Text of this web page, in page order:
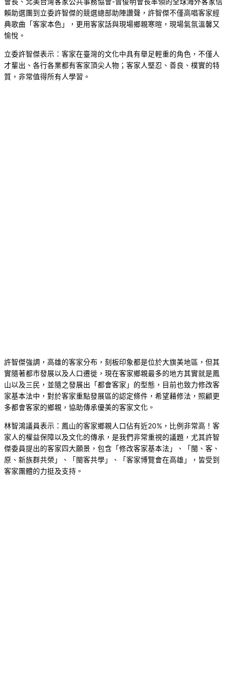
會長、北美台灣客家公共事務協會-曾俊明會長率領的全球海外客家信
賴助選團到立委許智傑的競選總部助陣讚聲，許智傑不僅高唱客家經
典歌曲「客家本色」，更用客家話與現場鄉親寒暄，現場氣氛溫馨又
愉悅。
立委許智傑表示：客家在臺灣的文化中具有舉足輕重的角色，不僅人
才輩出、各行各業都有客家頂尖人物；客家人堅忍、善良、樸實的特
質，非常值得所有人學習。
許智傑強調，高雄的客家分布，刻板印象都是位於大旗美地區，但其
實隨著都市發展以及人口遷徙，現在客家鄉親最多的地方其實就是鳳
山以及三民，並隨之發展出「都會客家」的型態，目前也致力修改客
家基本法中，對於客家重點發展區的認定條件，希望藉修法，照顧更
多都會客家的鄉親，協助傳承優美的客家文化。
林智鴻議員表示：鳳山的客家鄉親人口佔有近20%，比例非常高！客
家人的權益保障以及文化的傳承，是我們非常重視的議題，尤其許智
傑委員提出的客家四大願景，包含「修改客家基本法」、「閩、客、
原、新族群共榮」、「閩客共學」、「客家博覽會在高雄」，皆受到
客家團體的力挺及支持。